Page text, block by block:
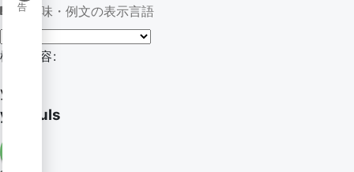
告意味・例文の表示言語
検索内容:
yard,
yardfuls